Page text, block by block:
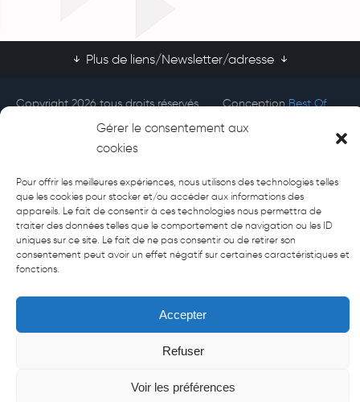
Gérer le consentement aux
cookies
Pour offrir les meilleures expériences, nous utilisons des technologies telles
que les cookies pour stocker et/ou accéder aux informations des
appareils. Le fait de consentir à ces technologies nous permettra de
traiter des données telles que le comportement de navigation ou les ID
uniques sur ce site. Le fait de ne pas consentir ou de retirer son
consentement peut avoir un effet négatif sur certaines caractéristiques et
fonctions.
Accepter
Refuser
Voir les préférences
Plus de liens/Newsletter/adresse
Copyright 2026 tous droits réservés
ConceptionBest Of
Site